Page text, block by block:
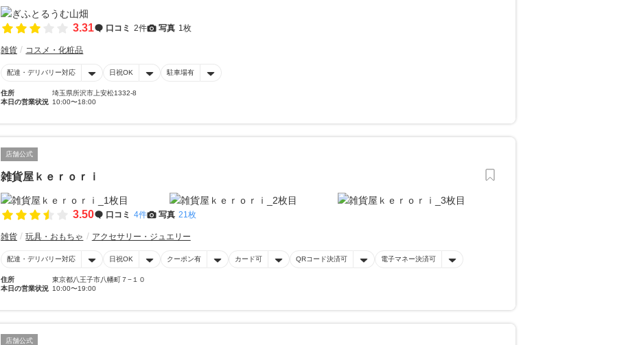
3.31 口コミ 2件 写真 1枚
雑貨 コスメ・化粧品
配達・デリバリー対応 日祝OK 駐車場有
住所
埼玉県所沢市上安松1332-8
本日の営業状況 10:00〜18:00
店舗公式
雑貨屋ｋｅｒｏｒｉ
3.50 口コミ 4件 写真 21枚
雑貨 玩具・おもちゃ アクセサリー・ジュエリー
配達・デリバリー対応 日祝OK クーポン有 カード可 QRコード決済可 電子マネー決済可
住所
東京都八王子市八幡町７−１０
本日の営業状況 10:00〜19:00
店舗公式